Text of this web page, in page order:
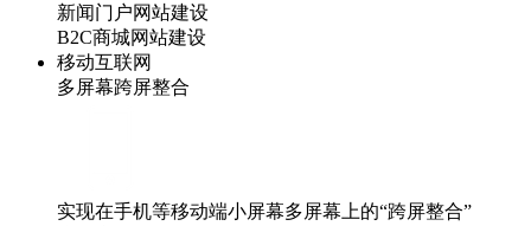
新闻门户网站建设
B2C商城网站建设
移动互联网
多屏幕跨屏整合
实现在手机等移动端小屏幕多屏幕上的“跨屏整合”